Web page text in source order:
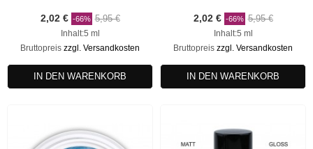
2,02 € -66% 5,95 €
Inhalt:5 ml
Bruttopreis zzgl. Versandkosten
IN DEN WARENKORB
2,02 € -66% 5,95 €
Inhalt:5 ml
Bruttopreis zzgl. Versandkosten
IN DEN WARENKORB